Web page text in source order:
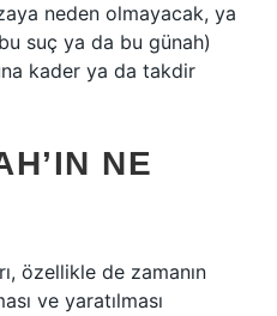
neden olmayacak, ya
suç ya da bu günah)
kader ya da takdir
NE
özellikle de zamanın
ve yaratılması